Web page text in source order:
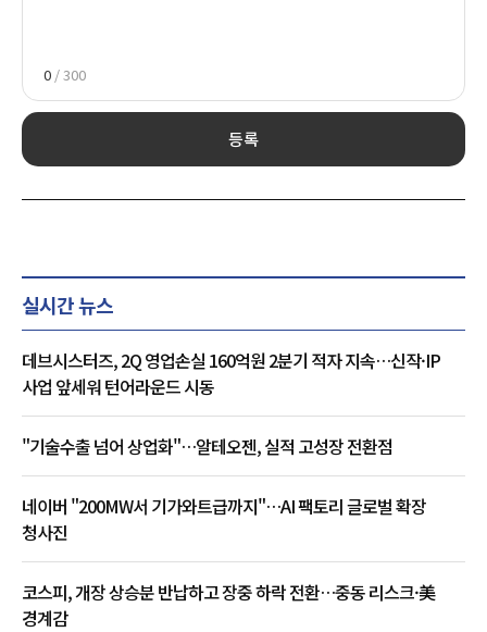
0 / 300
등록
실시간 뉴스
데브시스터즈, 2Q 영업손실 160억원 2분기 적자 지속…신작·IP
사업 앞세워 턴어라운드 시동
"기술수출 넘어 상업화"…알테오젠, 실적 고성장 전환점
네이버 "200MW서 기가와트급까지"…AI 팩토리 글로벌 확장
청사진
코스피, 개장 상승분 반납하고 장중 하락 전환…중동 리스크·美
경계감